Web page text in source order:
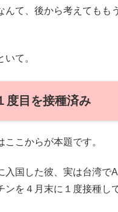
んて、後から考えてもも
て。
度目を接種済み
ここからが本題です。
入国した彼、実は台湾で
ンを４月末に１度接種し